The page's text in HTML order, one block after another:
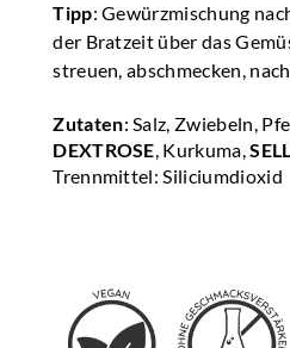
Tipp: Gewürzmischung
der Bratzeit über das
streuen, abschmecken,
Zutaten: Salz, Zwiebeln,
DEXTROSE, Kurkuma,
Trennmittel: Siliciumdioxid